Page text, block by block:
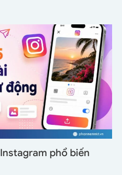
phổ biến